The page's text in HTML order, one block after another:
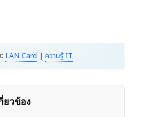
LAN Card | ความรู้ IT
ยวข้อง